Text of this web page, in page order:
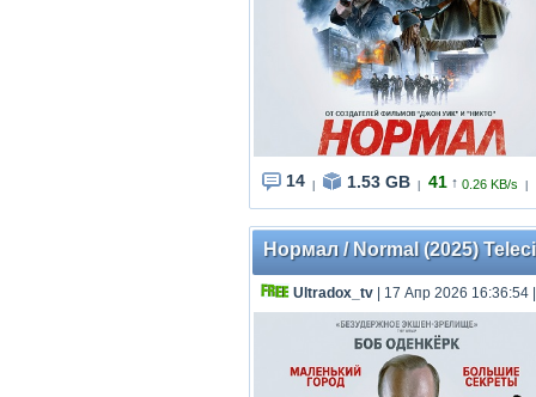
14 1.53 GB 41 ↑ 0.26 KB/s
Нормал / Normal (2025)
Ultradox_tv | 17 Апр 2026 16:36:54